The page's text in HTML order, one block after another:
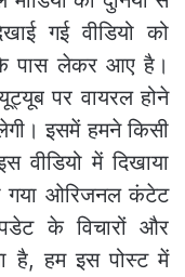
गई वीडियो को
पास लेकर आए है।
पर वायरल होने
इसमें हमने किसी
वीडियो में दिखाया
गया ओरिजनल कंटेट
के विचारों और
है, हम इस पोस्ट में